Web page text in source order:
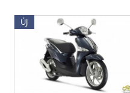
ÚJ